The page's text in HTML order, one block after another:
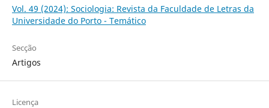
Vol. 49 (2024): Sociologia: Revista da Faculdade de Letras da
Universidade do Porto - Temático
Secção
Artigos
Licença